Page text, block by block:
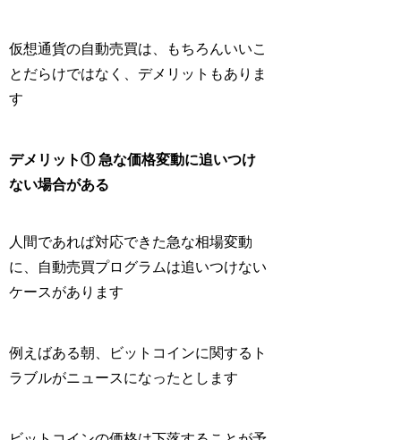
仮想通貨の自動売買は、もちろんいいこ
とだらけではなく、デメリットもありま
す
デメリット① 急な価格変動に追いつけ
ない場合がある
人間であれば対応できた急な相場変動
に、自動売買プログラムは追いつけない
ケースがあります
例えばある朝、ビットコインに関するト
ラブルがニュースになったとします